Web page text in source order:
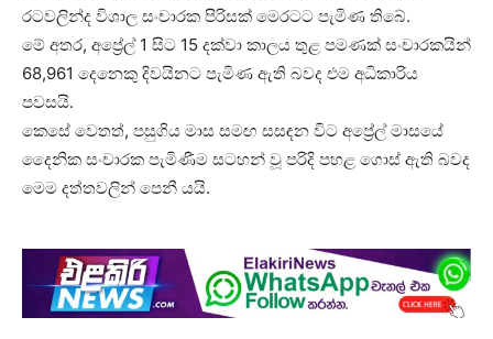
රටවලින්ද විශාල සංචාරක පිරිසක් මෙරටට පැමිණ තිබේ.
මේ අතර, අප්‍රේල් 1 සිට 15 දක්වා කාලය තුළ පමණක් සංචාරකයින්
68,961 දෙනෙකු දිවයිනට පැමිණ ඇති බවද එම අධිකාරිය
පවසයි.
කෙසේ වෙතත්, පසුගිය මාස සමඟ සසඳන විට අප්‍රේල් මාසයේ
දෛනික සංචාරක පැමිණීම සටහන් වූ පරිදි පහළ ගොස් ඇති බවද
මෙම දත්තවලින් පෙනී යයි.